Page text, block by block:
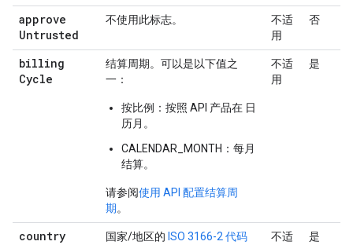
approve
Untrusted
不使用此标志。
不适
用
否
billing
Cycle
结算周期。可以是以下值之
一：
按比例：按照 API 产品在 日
历月。
CALENDAR_MONTH：每月
结算。
请参阅使用 API 配置结算周
期。
不适
用
是
country 国家/地区的 ISO 3166-2 代码
不适
是